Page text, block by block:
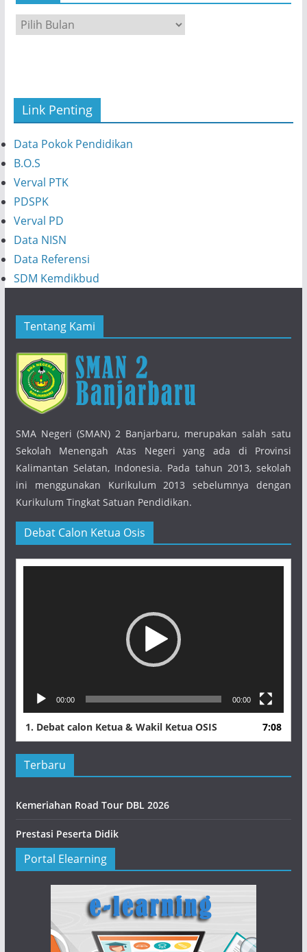
r
Link Penting
Data Pokok Pendidikan
B.O.S
Verval PTK
PDSPK
Verval PD
Data NISN
Data Referensi
SDM Kemdikbud
Tentang Kami
SMA Negeri (SMAN) 2 Banjarbaru, merupakan salah satu
Sekolah Menengah Atas Negeri yang ada di Provinsi
Kalimantan Selatan, Indonesia. Pada tahun 2013, sekolah
ini menggunakan Kurikulum 2013 sebelumnya dengan
Kurikulum Tingkat Satuan Pendidikan.
Debat Calon Ketua Osis
00:00 00:00
1. Debat calon Ketua & Wakil Ketua OSIS 7:08
Terbaru
Kemeriahan Road Tour DBL 2026
Prestasi Peserta Didik
Portal Elearning